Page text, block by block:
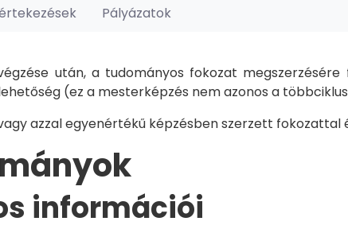
Pályázatok
után, a tudományos fokozat
(ez a mesterképzés nem azonos a
azzal egyenértékű képzésben szerzett fokozattal
információi